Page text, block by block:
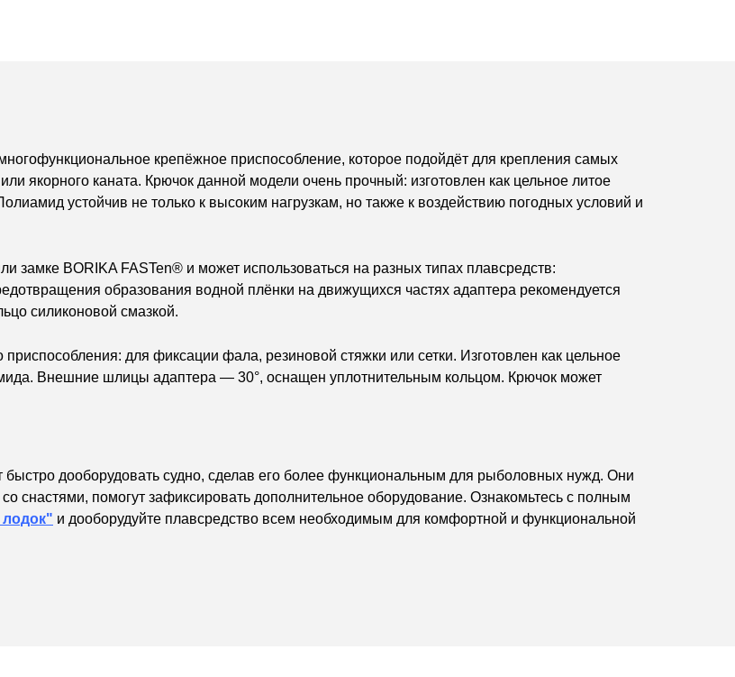
крепёжное приспособление, которое подойдёт для крепления самых
якорного каната. Крючок данной модели очень прочный: изготовлен как цельное литое
устойчив не только к высоким нагрузкам, но также к воздействию погодных условий и
замке BORIKA FASTen® и может использоваться на разных типах плавсредств:
образования водной плёнки на движущихся частях адаптера рекомендуется
силиконовой смазкой.
для фиксации фала, резиновой стяжки или сетки. Изготовлен как цельное
Внешние шлицы адаптера — 30°, оснащен уплотнительным кольцом. Крючок может
быстро дооборудовать судно, сделав его более функциональным для рыболовных нужд. Они
снастями, помогут зафиксировать дополнительное оборудование. Ознакомьтесь с полным
и дооборудуйте плавсредство всем необходимым для комфортной и функциональной